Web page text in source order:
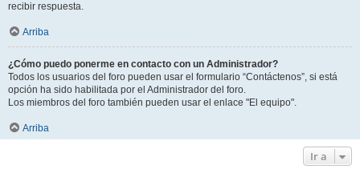
recibir respuesta.
Arriba
¿Cómo puedo ponerme en contacto con un Administrador?
Todos los usuarios del foro pueden usar el formulario “Contáctenos”, si está
opción ha sido habilitada por el Administrador del foro.
Los miembros del foro también pueden usar el enlace "El equipo".
Arriba
Ir a